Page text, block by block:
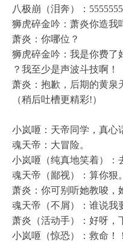
八极崩（泪奔）：
狮虎碎金吟：萧炎你造我
萧炎：你哪位？
狮虎碎金吟：我是你费了
？我至少是声波斗技啊！
萧炎：抱歉，后期的黄泉
（稍后吐槽更精彩!）
小岚咂：天帝同学，真心
魂天帝：大冒险。
小岚咂（纯真地笑着）：
魂天帝（鄙视）：算你狠。
萧炎：你可别听她教唆，
魂天帝（不屑）：谁说我
萧炎（活动手）：好呀，
小岚咂（惊恐）：救命！